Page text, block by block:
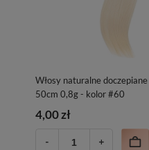
Włosy naturalne
50cm 0,8g - kolor #60
4,00 zł